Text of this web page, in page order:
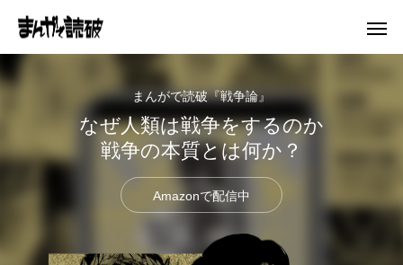
まんがで読破『戦争論』
なぜ人類は戦争をするのか
戦争の本質とは何か？
Amazonで配信中